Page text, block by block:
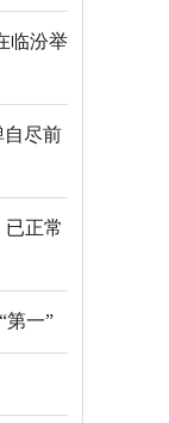
临汾举
自尽前
正常
第一”